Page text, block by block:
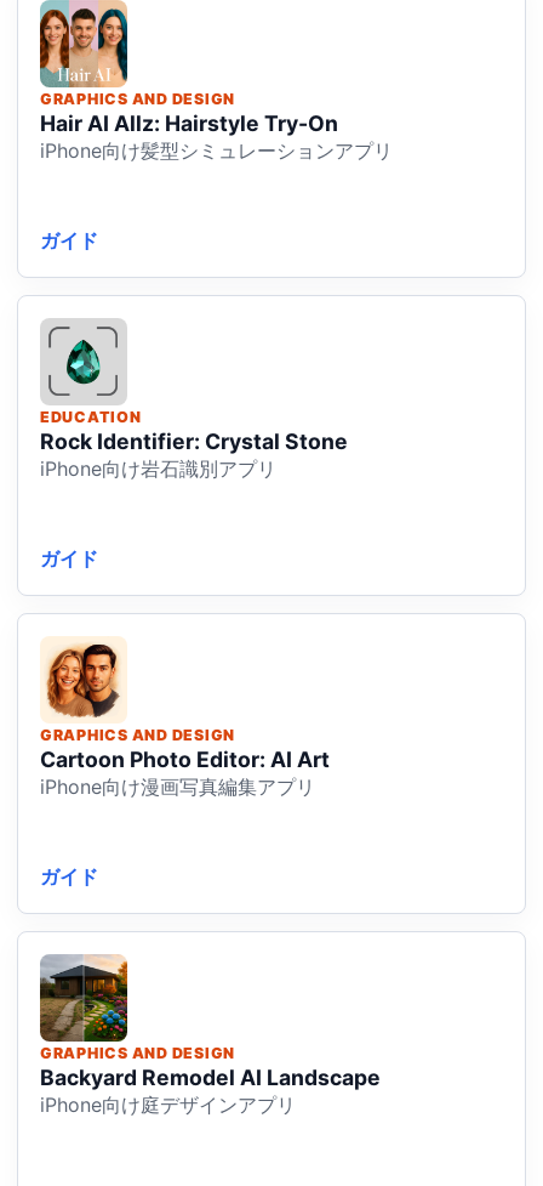
GRAPHICS AND DESIGN
Hair AI Allz: Hairstyle Try-On
iPhone向け髪型シミュレーションアプリ
ガイド
EDUCATION
Rock Identifier: Crystal Stone
iPhone向け岩石識別アプリ
ガイド
GRAPHICS AND DESIGN
Cartoon Photo Editor: AI Art
iPhone向け漫画写真編集アプリ
ガイド
GRAPHICS AND DESIGN
Backyard Remodel AI Landscape
iPhone向け庭デザインアプリ